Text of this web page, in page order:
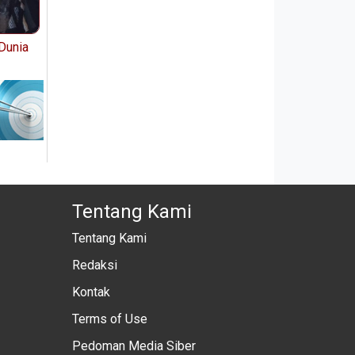
Tentang Kami
Tentang Kami
Redaksi
Kontak
Terms of Use
Pedoman Media Siber